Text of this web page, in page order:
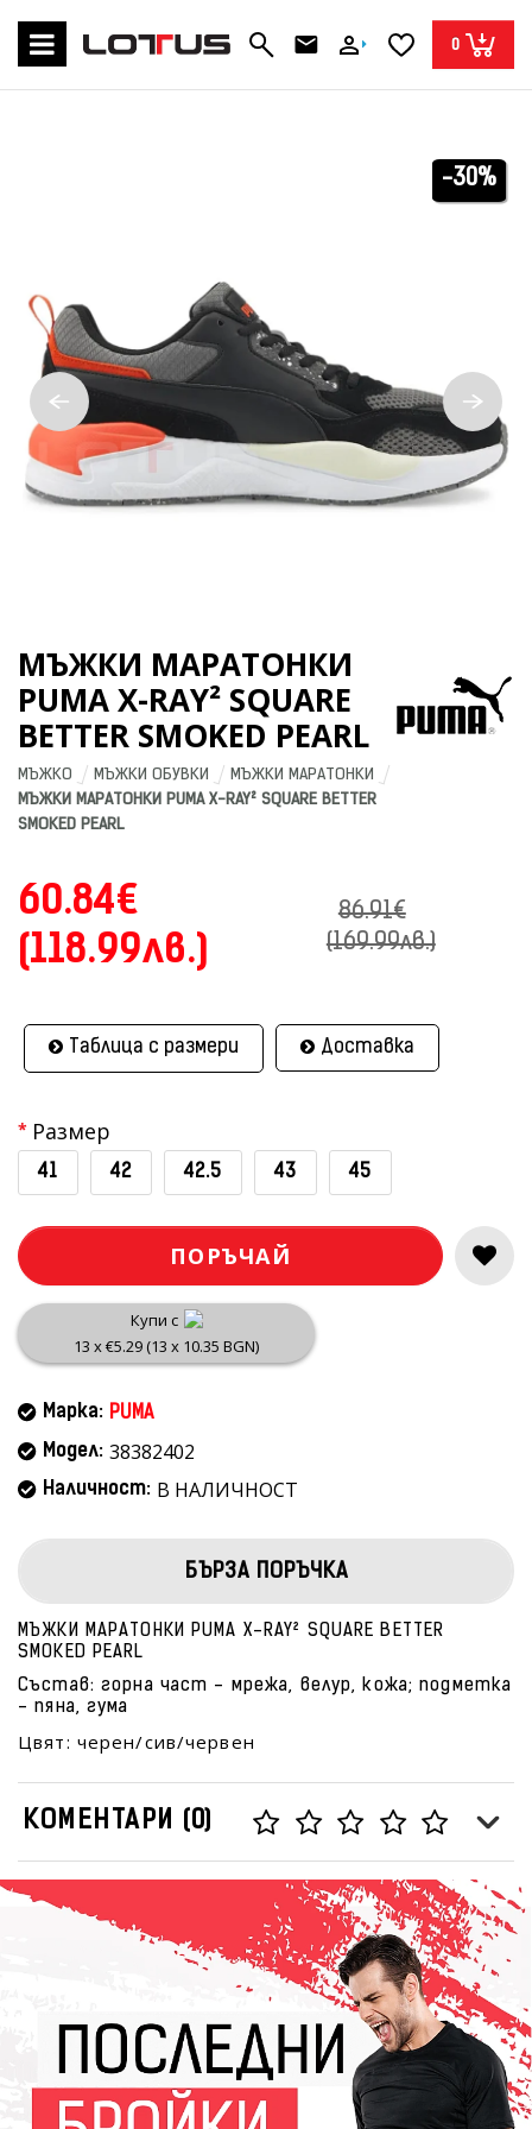
0
-30%
МЪЖКИ МАРАТОНКИ
PUMA X-RAY² SQUARE
BETTER SMOKED PEARL
МЪЖКО МЪЖКИ ОБУВКИ
МЪЖКИ МАРАТОНКИ
МЪЖКИ МАРАТОНКИ PUMA X-RAY² SQUARE BETTER
SMOKED PEARL
60.84€
(118.99лв.)
86.91€
(169.99лв.)
Таблица с размери Доставка
Размер
41 42 42.5 43 45
ПОРЪЧАЙ
Купи с
13 x €5.29 (13 x 10.35 BGN)
Марка: PUMA
Модел: 38382402
Наличност: В НАЛИЧНОСТ
БЪРЗА ПОРЪЧКА
МЪЖКИ МАРАТОНКИ PUMA X-RAY² SQUARE BETTER
SMOKED PEARL
Състав: горна част - мрежа, велур, кожа; подметка
- пяна, гума
Цвят: черен/сив/червен
КОМЕНТАРИ (0)